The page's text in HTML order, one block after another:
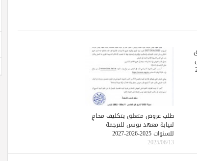
طلب عروض متعلق بتكليف محامٍ
لنيابة معهد تونس للترجمة
للسنوات 2025-2026-2027
2025/06/13